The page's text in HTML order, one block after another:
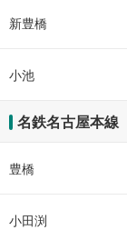
新豊橋
小池
名鉄名古屋本線
豊橋
小田渕